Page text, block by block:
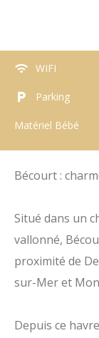
WIFI
Parking
Matériel Bébé
Bécourt :
Situé dans un
vallonné,
proximité de
sur-Mer et
Depuis ce